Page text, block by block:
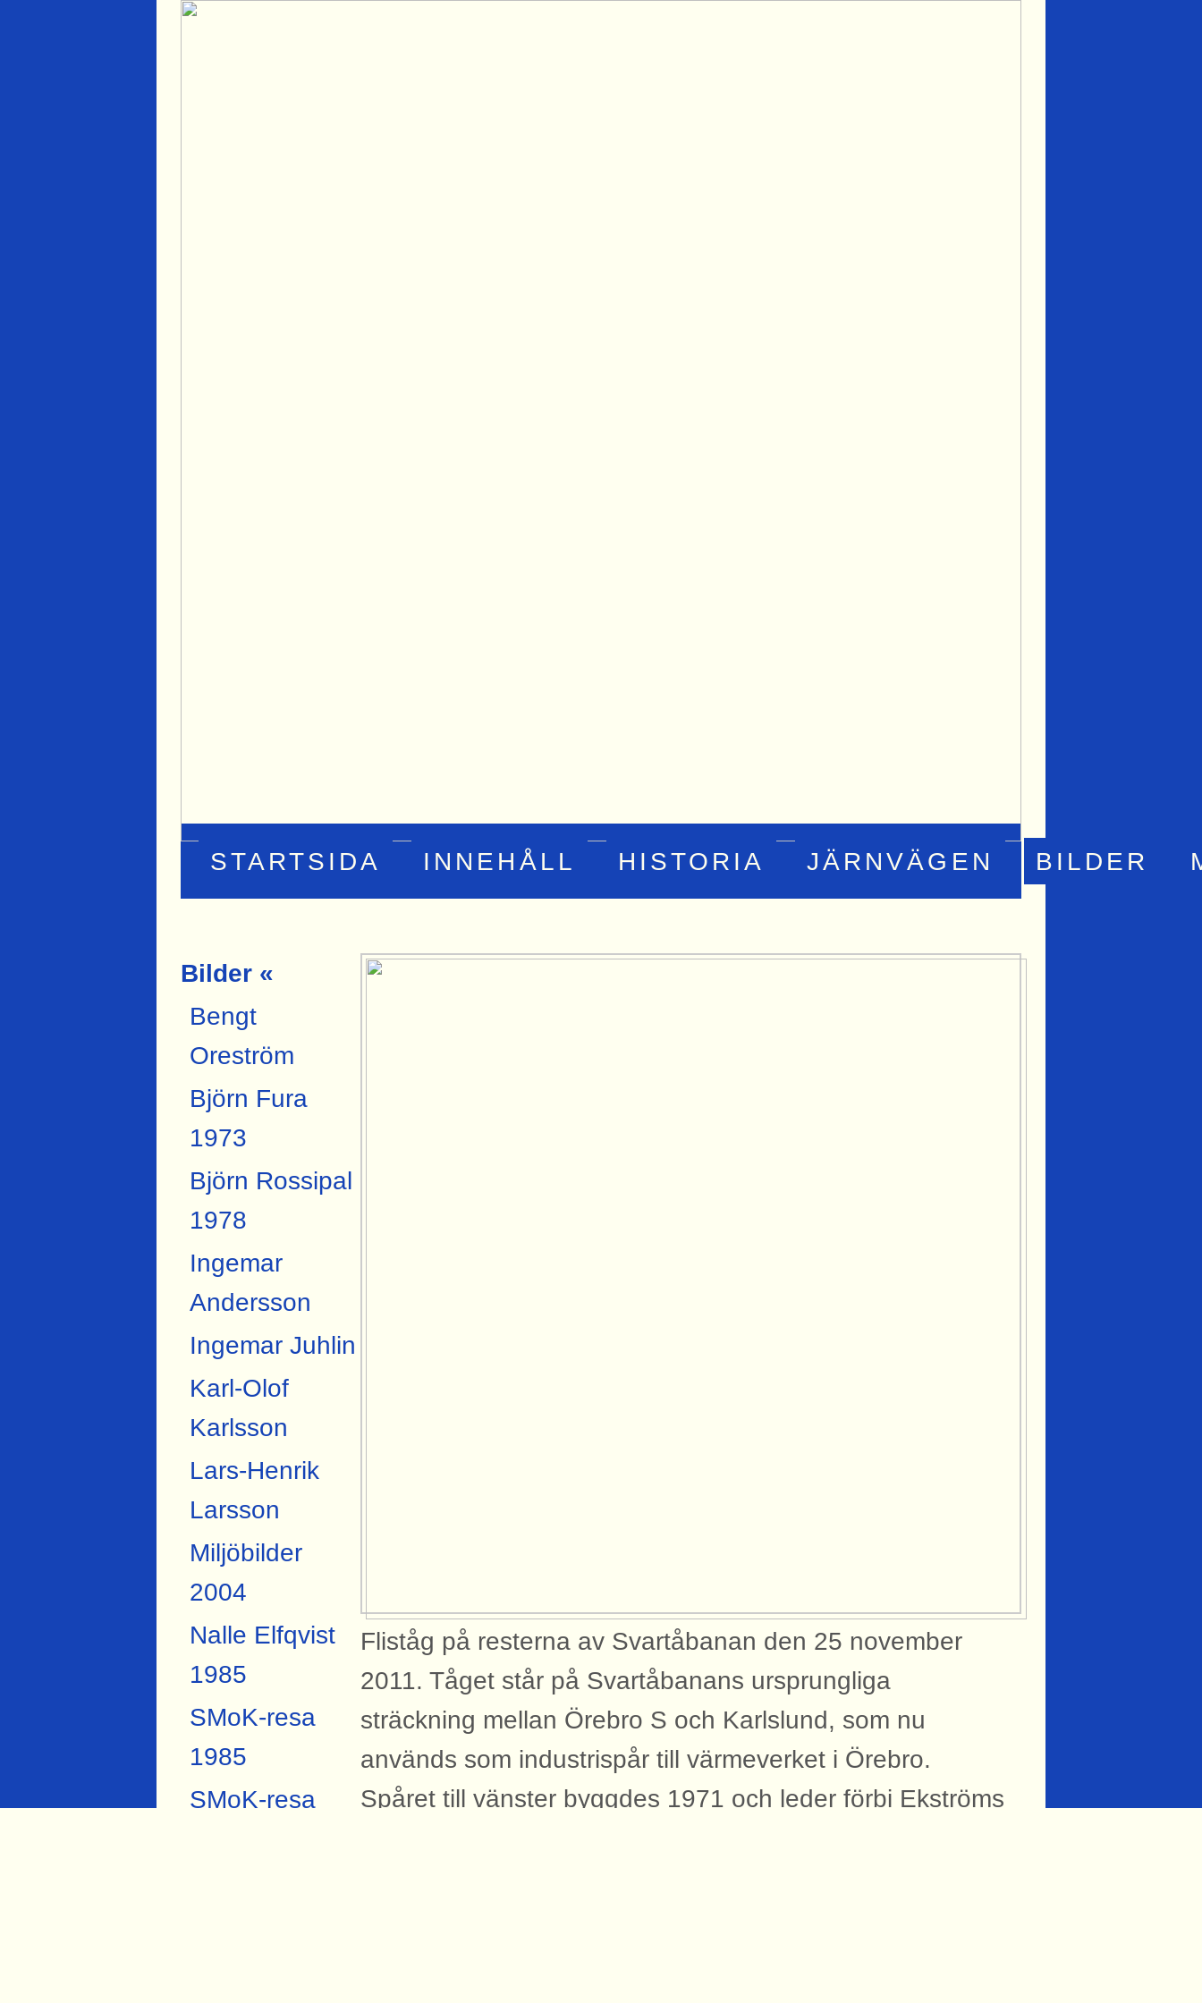
STARTSIDA INNEHÅLL HISTORIA JÄRNVÄGEN BILDER
Bilder «
Bengt
Oreström
Björn Fura
1973
Björn Rossipal
1978
Ingemar
Andersson
Ingemar Juhlin
Karl-Olof
Karlsson
Lars-Henrik
Larsson
Miljöbilder
2004
Nalle Elfqvist
1985
SMoK-resa
1985
SMoK-resa
Fliståg på resterna av Svartåbanan den 25 november
2011. Tåget står på Svartåbanans ursprungliga
sträckning mellan Örebro S och Karlslund, som nu
används som industrispår till värmeverket i Örebro.
Spåret till vänster byggdes 1971 och leder förbi Ekströms